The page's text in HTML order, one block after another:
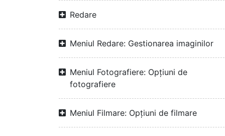
Redare
Meniul Redare: Gestionarea imaginilor
Meniul Fotografiere: Opțiuni de
fotografiere
Meniul Filmare: Opțiuni de filmare